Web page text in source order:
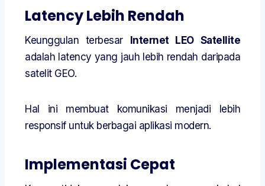
Latency Lebih Rendah
Keunggulan terbesar Internet LEO Satellite
adalah latency yang jauh lebih rendah daripada
satelit GEO.
Hal ini membuat komunikasi menjadi lebih
responsif untuk berbagai aplikasi modern.
Implementasi Cepat